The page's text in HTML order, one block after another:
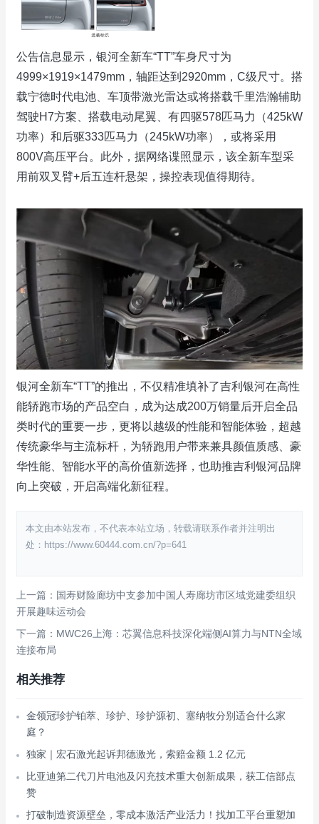
公告信息显示，银河全新车“TT”车身尺寸为
4999×1919×1479mm，轴距达到2920mm，C级尺寸。搭
载宁德时代电池、车顶带激光雷达或将搭载千里浩瀚辅助
驾驶H7方案、搭载电动尾翼、有四驱578匹马力（425kW
功率）和后驱333匹马力（245kW功率），或将采用
800V高压平台。此外，据网络谍照显示，该全新车型采
用前双叉臂+后五连杆悬架，操控表现值得期待。
银河全新车“TT”的推出，不仅精准填补了吉利银河在高性
能轿跑市场的产品空白，成为达成200万销量后开启全品
类时代的重要一步，更将以越级的性能和智能体验，超越
传统豪华与主流标杆，为轿跑用户带来兼具颜值质感、豪
华性能、智能水平的高价值新选择，也助推吉利银河品牌
向上突破，开启高端化新征程。
本文由本站发布，不代表本站立场，转载请联系作者并注明出
处：https://www.60444.com.cn/?p=641
上一篇：国寿财险廊坊中支参加中国人寿廊坊市区域党建委组织
开展趣味运动会
下一篇：MWC26上海：芯翼信息科技深化端侧AI算力与NTN全域
连接布局
相关推荐
金领冠珍护铂萃、珍护、珍护源初、塞纳牧分别适合什么家
庭？
独家｜宏石激光起诉邦德激光，索赔金额 1.2 亿元
比亚迪第二代刀片电池及闪充技术重大创新成果，获工信部点
赞
打破制造资源壁垒，零成本激活产业活力！找加工平台重塑加